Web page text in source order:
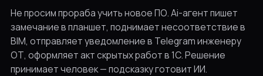
Не просим прораба учить новое ПО. Ai-агент пишет
замечание в планшет, поднимает несоответствие в
BIM, отправляет уведомление в Telegram инженеру
ОТ, оформляет акт скрытых работ в 1С. Решение
принимает человек — подсказку готовит ИИ.